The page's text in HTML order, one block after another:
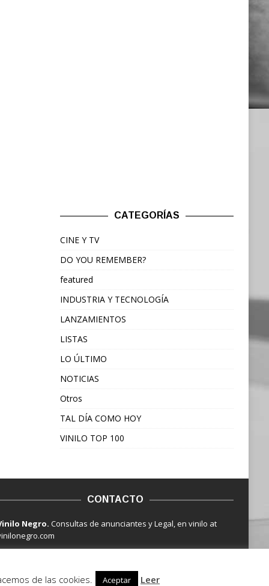
CATEGORÍAS
CINE Y TV
DO YOU REMEMBER?
featured
INDUSTRIA Y TECNOLOGÍA
LANZAMIENTOS
LISTAS
LO ÚLTIMO
NOTICIAS
Otros
TAL DÍA COMO HOY
VINILO TOP 100
CONTACTO
Negro.Consultas de anunciantes y Legal, en vinilo at
de las cookies. Aceptar Leer